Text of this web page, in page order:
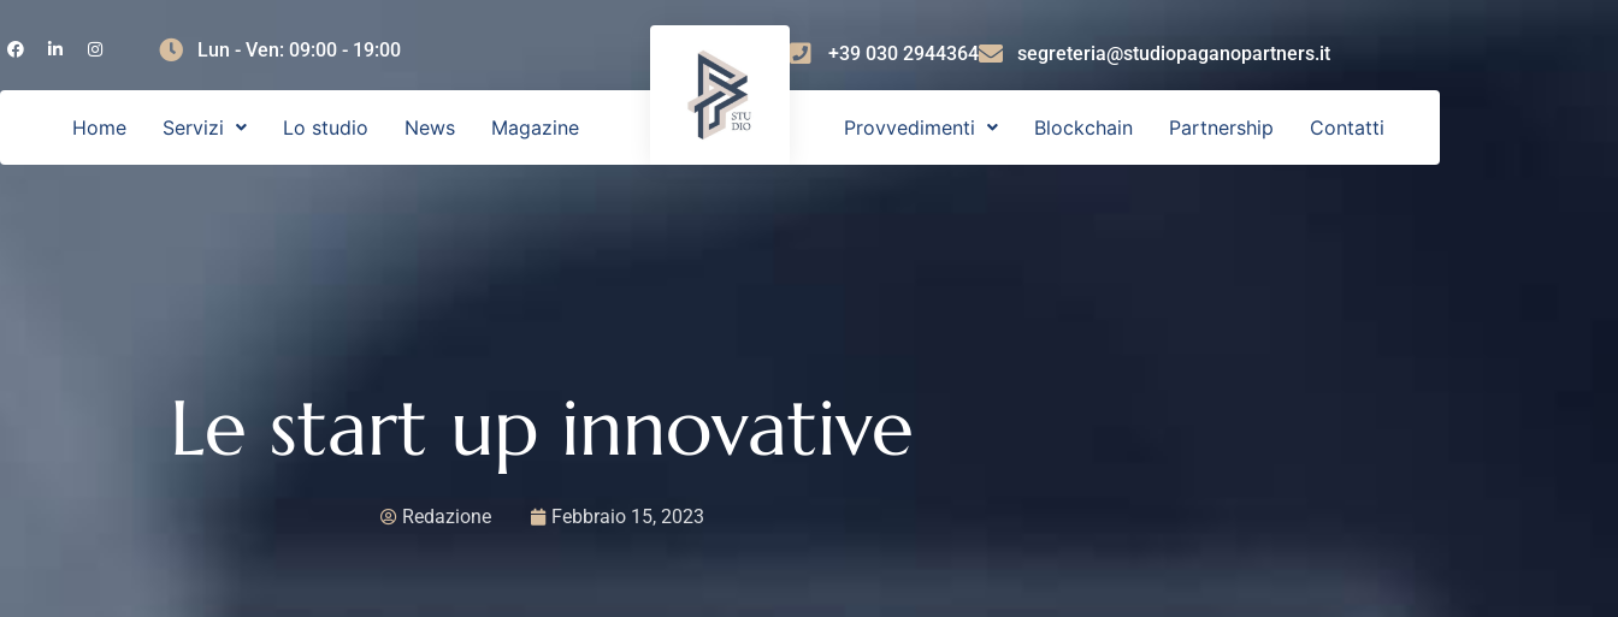
Lun - Ven: 09:00 - 19:00
Home Servizi Lo studio News Magazine
+39 030 2944364 segreteria@studiopaganopartners.it
Provvedimenti Blockchain Partnership Contatti
Le start up innovative
Redazione Febbraio 15, 2023